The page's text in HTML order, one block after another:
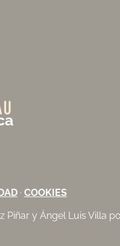
· COOKIES
Piñar y Ángel Luis Villa